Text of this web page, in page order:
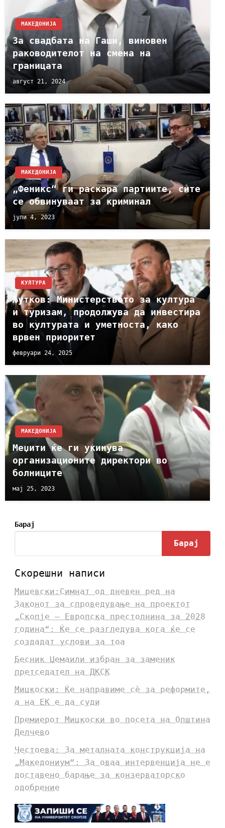
МАКЕДОНИЈА
За свадбата на Гаши, виновен
раководителот на смена на
границата
август 21, 2024
МАКЕДОНИЈА
„Феникс“ ги раскара партиите, сите
се обвинуваат за криминал
јули 4, 2023
КУЛТУРА
Љутков: Министерството за култура
и туризам, продолжува да инвестира
во културата и уметноста, како
врвен приоритет
февруари 24, 2025
МАКЕДОНИЈА
Меџити ќе ги укинува
организационите директори во
болниците
мај 25, 2023
Барај
Барај
Скорешни написи
Мицевски:Симнат од дневен ред на
Законот за спроведување на проектот
„Скопје – Европска престолнина за 2028
година“: Ќе се разгледува кога ќе се
создадат услови за тоа
Бесник Џемаили избран за заменик
претседател на ДКСК
Мицкоски: Ќе направиме сè за реформите,
а на ЕК е да суди
Премиерот Мицкоски во посета на Општина
Делчево
Честоева: За металната конструкција на
„Македониум“: За оваа интервенција не е
доставено барање за конзерваторско
одобрение